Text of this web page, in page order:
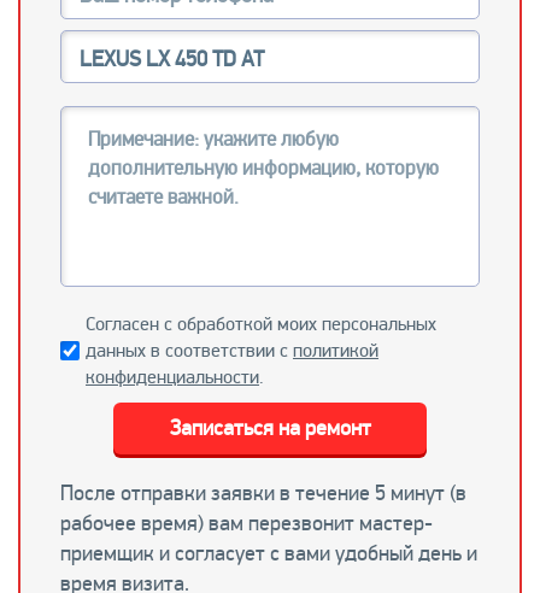
Согласен с обработкой моих персональных
данных в соответствии с политикой
конфиденциальности.
После отправки заявки в течение 5 минут (в
рабочее время) вам перезвонит мастер-
приемщик и согласует с вами удобный день и
время визита.
Записаться на ремонт